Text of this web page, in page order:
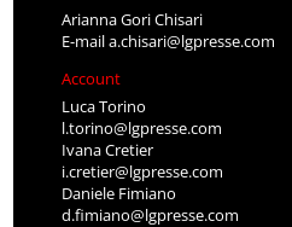
Arianna Gori Chisari
E-maila.chisari@lgpresse.com
Account
Luca Torino
l.torino@lgpresse.com
Ivana Cretier
i.cretier@lgpresse.com
Daniele Fimiano
d.fimiano@lgpresse.com